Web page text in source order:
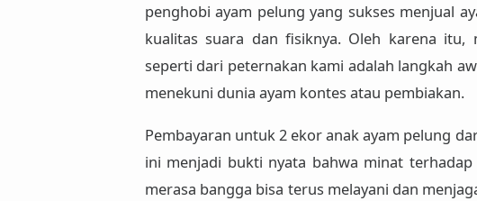
penghobi ayam pelung yang sukses menjual
kualitas suara dan fisiknya. Oleh karena itu,
seperti dari peternakan kami adalah langkah
menekuni dunia ayam kontes atau pembiakan.
Pembayaran untuk 2 ekor anak ayam pelung
ini menjadi bukti nyata bahwa minat
merasa bangga bisa terus melayani dan